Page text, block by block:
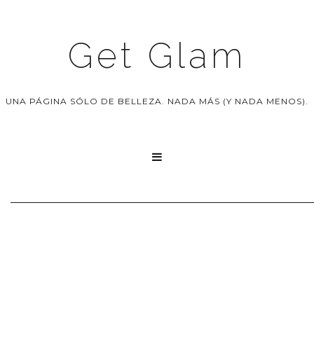
Get Glam
UNA PÁGINA SÓLO DE BELLEZA. NADA MÁS (Y NADA MENOS).
